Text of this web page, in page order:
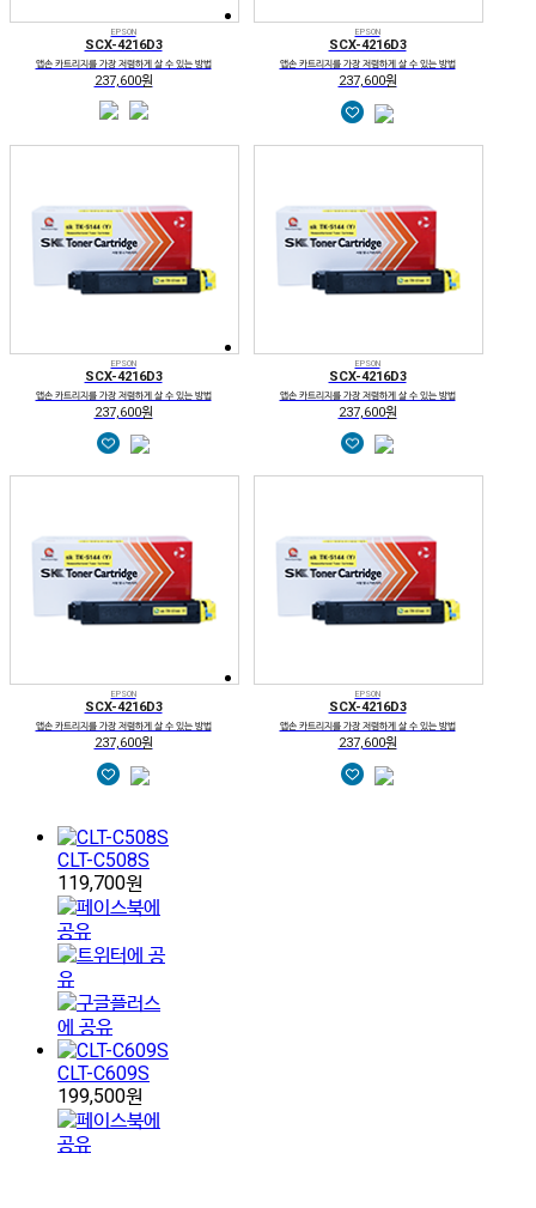
EPSON
SCX-4216D3
앱손 카트리지를 가장 저렴하게 살 수 있는 방법
237,600원
EPSON
SCX-4216D3
앱손 카트리지를 가장 저렴하게 살 수 있는 방법
237,600원
EPSON
SCX-4216D3
앱손 카트리지를 가장 저렴하게 살 수 있는 방법
237,600원
EPSON
SCX-4216D3
앱손 카트리지를 가장 저렴하게 살 수 있는 방법
237,600원
EPSON
SCX-4216D3
앱손 카트리지를 가장 저렴하게 살 수 있는 방법
237,600원
EPSON
SCX-4216D3
앱손 카트리지를 가장 저렴하게 살 수 있는 방법
237,600원
CLT-C508S
119,700원
CLT-C609S
199,500원